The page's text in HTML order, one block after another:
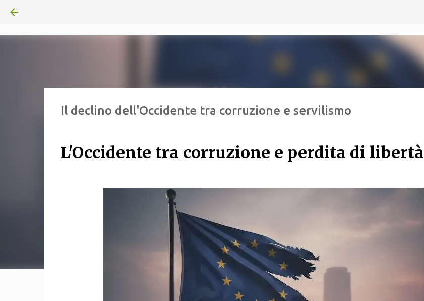
Il declino dell'Occidente tra corruzione e servilismo
L'Occidente tra corruzione e perdita di libertà